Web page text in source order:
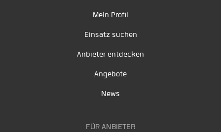
Mein Profil
Einsatz suchen
Anbieter entdecken
Angebote
News
FÜR ANBIETER